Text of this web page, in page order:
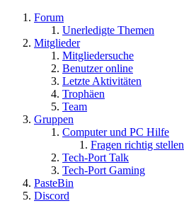
Forum
Unerledigte Themen
Mitglieder
Mitgliedersuche
Benutzer online
Letzte Aktivitäten
Trophäen
Team
Gruppen
Computer und PC Hilfe
Fragen richtig stellen
Tech-Port Talk
Tech-Port Gaming
PasteBin
Discord